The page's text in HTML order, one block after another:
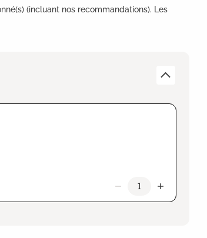
(incluant nos recommandations). Les